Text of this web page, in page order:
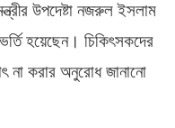
উপদেষ্টা নজরুল ইসলাম
হয়েছেন। চিকিৎসকদের
না করার অনুরোধ জানানো